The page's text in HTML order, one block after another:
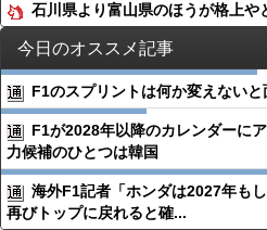
石川県より富山県のほうが格上や
今日のオススメ記事
F1のスプリントは何か変えない
F1が2028年以降のカレンダーに
力候補のひとつは韓国
海外F1記者「ホンダは2027年も
再びトップに戻れると確...